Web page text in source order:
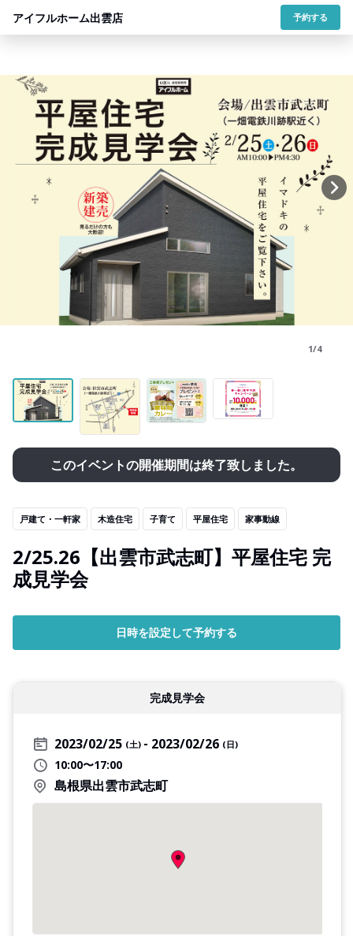
アイフルホーム出雲店 予約する
1/4
このイベントの開催期間は終了致しました。
戸建て・一軒家 木造住宅 子育て 平屋住宅 家事動線
2/25.26【出雲市武志町】平屋住宅 完
成見学会
日時を設定して予約する
完成見学会
2023/02/25 (土) 2023/02/26 (日)
10:00〜17:00
島根県出雲市武志町